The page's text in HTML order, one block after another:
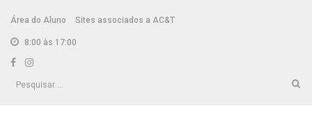
content
Área do Aluno Sites associados a AC&T
8:00 às 17:00
Facebook
Instagram
Pesquisar